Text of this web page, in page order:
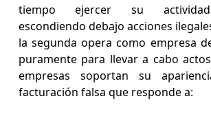
tiempo ejercer su actividad
escondiendo debajo acciones
la segunda opera como empresa
puramente para llevar a cabo
empresas soportan su
facturación falsa que responde a: